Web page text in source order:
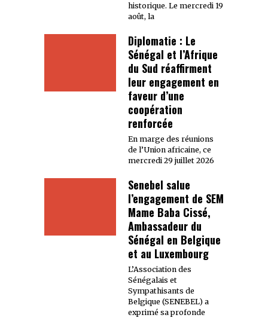
historique. Le mercredi 19
août, la
Diplomatie : Le
Sénégal et l’Afrique
du Sud réaffirment
leur engagement en
faveur d’une
coopération
renforcée
En marge des réunions
de l’Union africaine, ce
mercredi 29 juillet 2026
Senebel salue
l’engagement de SEM
Mame Baba Cissé,
Ambassadeur du
Sénégal en Belgique
et au Luxembourg
L’Association des
Sénégalais et
Sympathisants de
Belgique (SENEBEL) a
exprimé sa profonde